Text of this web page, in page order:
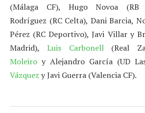
(Málaga CF), Hugo Novoa (RB
Rodríguez (RC Celta), Dani Barcia,
Pérez (RC Deportivo), Javi Villar y
Madrid), Luis Carbonell(Real
Moleiro y Alejandro García (UD
Vázquez y Javi Guerra (Valencia CF).